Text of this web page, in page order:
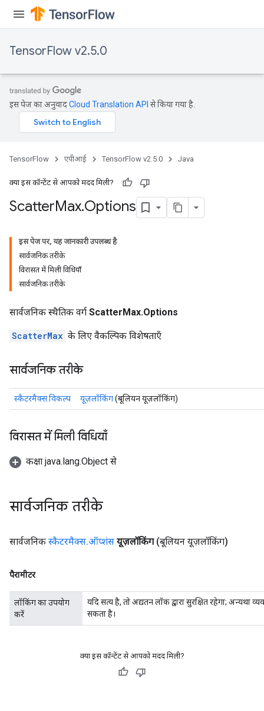
TensorFlow v2.5.0
इस पेज का अनुवादCloud Translation API से किया गया है.
TensorFlow एपीआई TensorFlow v2.5.0 Java
क्या इस कॉन्टेंट से आपको मदद मिली?
ScatterMax.Options
इस पेज पर, यह जानकारी उपलब्ध है
सार्वजनिक तरीके
विरासत में मिली विधियाँ
सार्वजनिक तरीके
सार्वजनिक स्थैतिक वर्ग ScatterMax.Options
ScatterMax के लिए वैकल्पिक विशेषताएँ
सार्वजनिक तरीके
स्कैटरमैक्स.विकल्प यूज़लॉकिंग(बूलियन यूज़लॉकिंग)
विरासत में मिली विधियाँ
कक्षा java.lang.Object से
सार्वजनिक तरीके
सार्वजनिक स्कैटरमैक्स.ऑप्शंस यूज़लॉकिंग (बूलियन यूज़लॉकिंग)
पैरामीटर
लॉकिंग का उपयोग
करें
यदि सत्य है, तो अद्यतन लॉक द्वारा सुरक्षित रहेगा; अन्यथा
सकता है।
क्या इस कॉन्टेंट से आपको मदद मिली?